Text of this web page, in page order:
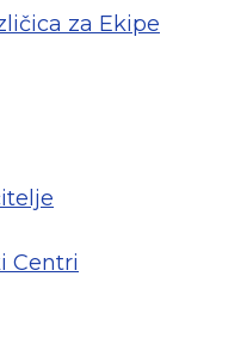
za Ekipe
Centri